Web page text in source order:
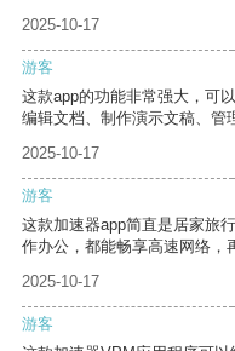
2025-10-17
游客
这款app的功能非常强大，可
编辑文档、制作演示文稿、管
2025-10-17
游客
这款加速器app简直是居家旅
作办公，都能畅享高速网络，
2025-10-17
游客